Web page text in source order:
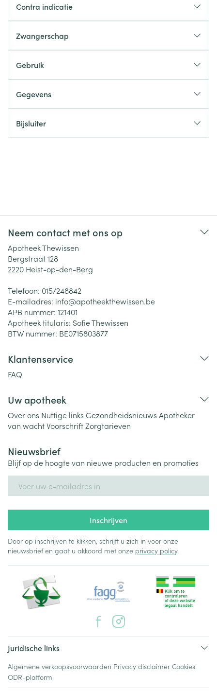
Contra indicatie
Zwangerschap
Gebruik
Gegevens
Bijsluiter
Neem contact met ons op
Apotheek Thewissen
Bergstraat 128
2220 Heist-op-den-Berg
Telefoon: 015/248842
E-mailadres: info@apotheekthewissen.be
APB nummer: 121401
Apotheek titularis: Sofie Thewissen
BTW nummer: BE0715803877
Klantenservice
FAQ
Uw apotheek
Over ons Nuttige links Gezondheidsnieuws Apotheker
van wachtVoorschriftZorgtarieven
Nieuwsbrief
Blijf op de hoogte van nieuwe producten en promoties
Inschrijven
Door op inschrijven te klikken, schrijft u zich in voor onze
nieuwsbrief en gaat u akkoord met onze privacy policy.
Juridische links
Algemene verkoopsvoorwaarden Privacy disclaimer Cookies
ODR-platform